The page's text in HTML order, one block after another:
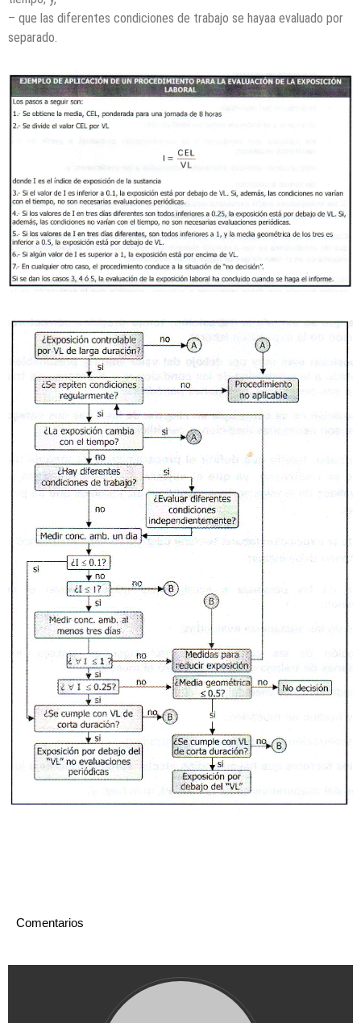
– que las diferentes condiciones de trabajo se hayaa evaluado por
separado.
Comentarios